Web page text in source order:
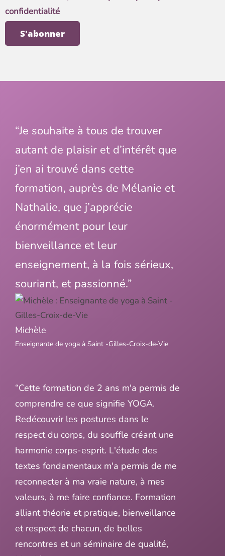
confidentialité
“Je souhaite à tous de trouver
autant de plaisir et d’intérêt que
j’en ai trouvé dans cette
formation, auprès de Mélanie et
Nathalie, que j’apprécie
énormément pour leur
bienveillance et leur
enseignement, à la fois sérieux,
souriant, et passionné.”
Michèle
Enseignante de yoga à Saint -Gilles-Croix-de-Vie
“Cette formation de 2 ans m'a permis de
comprendre ce que signifie YOGA.
Redécouvrir les postures dans le
respect du corps, du souffle créant une
harmonie corps-esprit. L'étude des
textes fondamentaux m'a permis de me
reconnecter à ma vraie nature, à mes
valeurs, à me faire confiance. Formation
alliant théorie et pratique, bienveillance
et respect de chacun, de belles
rencontres et un séminaire de qualité,